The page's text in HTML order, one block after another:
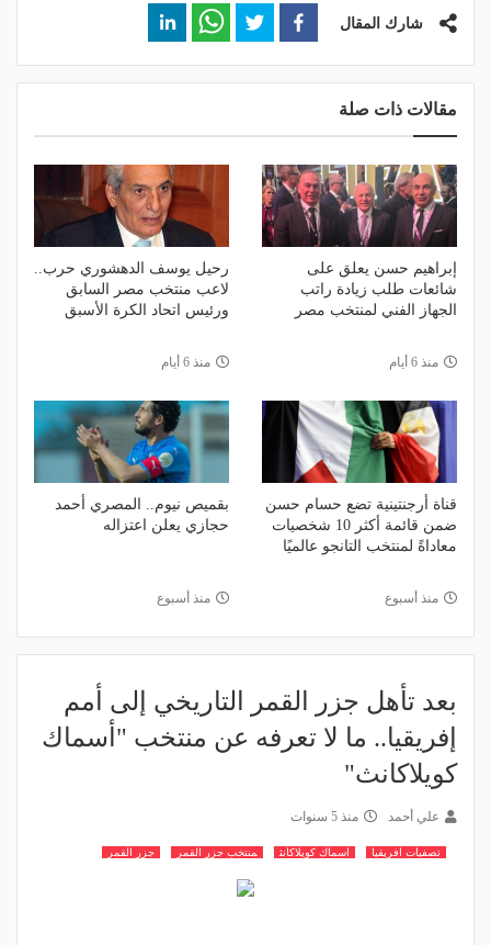
شارك المقال
مقالات ذات صلة
إبراهيم حسن يعلق على
شائعات طلب زيادة راتب
الجهاز الفني لمنتخب مصر
منذ 6 أيام
رحيل يوسف الدهشوري حرب..
لاعب منتخب مصر السابق
ورئيس اتحاد الكرة الأسبق
منذ 6 أيام
قناة أرجنتينية تضع حسام حسن
ضمن قائمة أكثر 10 شخصيات
معاداةً لمنتخب التانجو عالميًا
منذ أسبوع
بقميص نيوم.. المصري أحمد
حجازي يعلن اعتزاله
منذ أسبوع
بعد تأهل جزر القمر التاريخي إلى أمم
إفريقيا.. ما لا تعرفه عن منتخب "أسماك
كويلاكانث"
علي أحمد منذ 5 سنوات
تصفيات افريقيا اسماك كويلاكانث منتخب جزر القمر جزر القمر